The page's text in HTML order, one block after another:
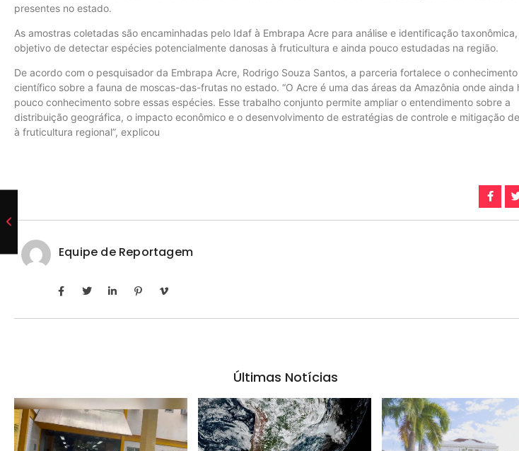
presentes no estado.
As amostras coletadas são encaminhadas pelo Idaf à Embrapa Acre para análise e identificação
objetivo de detectar espécies potencialmente danosas à fruticultura e ainda pouco estudadas na região.
De acordo com o pesquisador da Embrapa Acre, Rodrigo Souza Santos, a parceria fortalece o conhecimento
científico sobre a fauna de moscas-das-frutas no estado. “O Acre é uma das áreas da Amazônia onde ainda
pouco conhecimento sobre essas espécies. Esse trabalho conjunto permite ampliar o entendimento sobre a
distribuição geográfica, o impacto econômico e o desenvolvimento de estratégias de controle e mitigação
à fruticultura regional”, explicou
Equipe de Reportagem
Últimas Notícias